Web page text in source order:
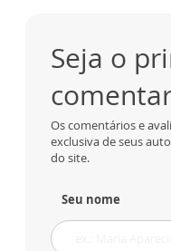
Seja o
Os comentários e
exclusiva de seus
do site.
Seu nome